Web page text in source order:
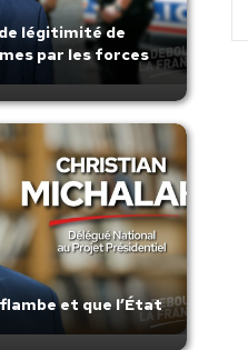
légitimité de
par les forces
et que l’État